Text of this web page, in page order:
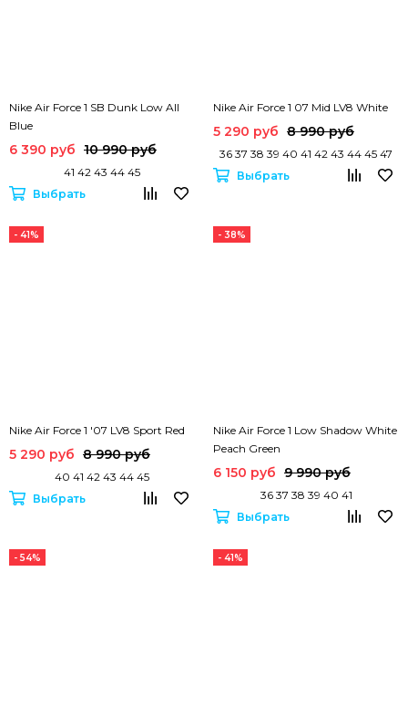
Nike Air Force 1 SB Dunk Low All
Blue
6 390 руб 10 990 руб
41 42 43 44 45
Выбрать
Nike Air Force 1 07 Mid LV8 White
5 290 руб 8 990 руб
36 37 38 39 40 41 42 43 44 45 47
Выбрать
- 41%
Nike Air Force 1 '07 LV8 Sport Red
5 290 руб 8 990 руб
40 41 42 43 44 45
Выбрать
- 38%
Nike Air Force 1 Low Shadow White
Peach Green
6 150 руб 9 990 руб
36 37 38 39 40 41
Выбрать
- 54% - 41%